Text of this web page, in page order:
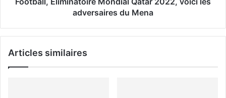
adversaires du Mena
Articles similaires